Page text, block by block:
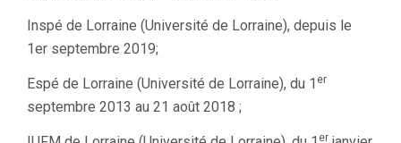
Inspé de Lorraine (Université de Lorraine), depuis le
1er septembre 2019;
Espé de Lorraine (Université de Lorraine), du 1 er
septembre 2013 au 21 août 2018 ;
er